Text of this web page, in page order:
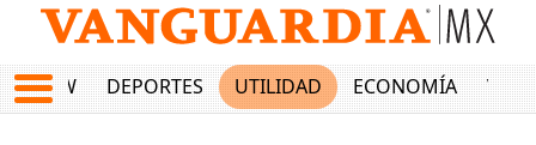
SHOW DEPORTES UTILIDAD ECONOMÍA VIDA